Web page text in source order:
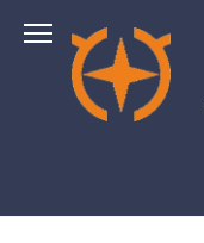
контенту